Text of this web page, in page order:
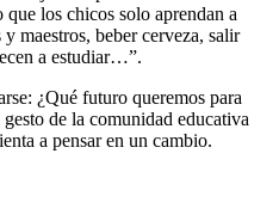
los chicos solo aprendan a
maestros, beber cerveza, salir
a estudiar…”.
¿Qué futuro queremos para
de la comunidad educativa
a pensar en un cambio.